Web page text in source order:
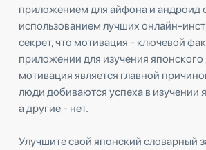
приложением для айфона и андроид
использованием лучших онлайн-
секрет, что мотивация - ключевой
приложении для изучения
мотивация является главной
люди добиваются успеха в изучении
а другие - нет.
Улучшите свой японский словарный